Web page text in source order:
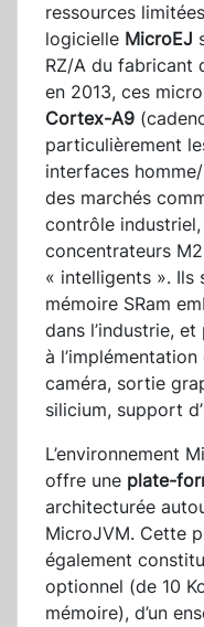
ressources
logicielle MicroEJ
RZ/A du fabricant
en 2013, ces
Cortex-A9
particulièrement
interfaces
des marchés
contrôle
concentrateurs
« intelligents ». Ils
mémoire SRam
dans l’industrie,
à l’implémentation
caméra, sortie
silicium, support
L’environnement
offre une plate-
architecturée
MicroJVM. Cette
également
optionnel (de 10
mémoire), d’un